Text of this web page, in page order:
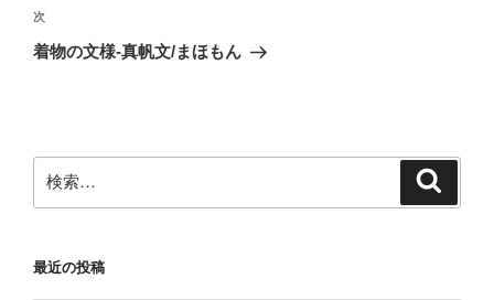
ビ
ゲ
ン
稿
次
の
次
着物の文様-真帆文/まほもん
索:
最近の投稿